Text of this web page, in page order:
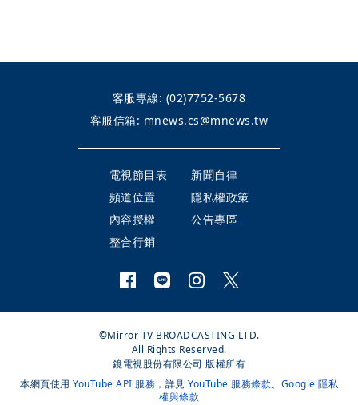
客服專線: (02)7752-5678
客服信箱: mnews.cs@mnews.tw
電視節目表
新聞自律
頻道位置
隱私權政策
內容授權
公告專區
整合行銷
©Mirror TV BROADCASTING LTD.
All Rights Reserved.
鏡電視股份有限公司 版權所有
本網頁使用 YouTube API 服務 ，詳見 YouTube 服務條款、 Google 隱私
權與條款